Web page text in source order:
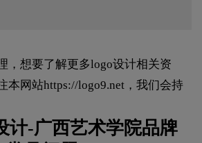
，想要了解更多logo设计相关资
本网站https://logo9.net ，我们会持
计-广西艺术学院品牌